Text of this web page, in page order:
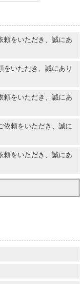
頼をいただき、誠にあ
をいただき、誠にあり
頼をいただき、誠にあ
依頼をいただき、誠に
頼をいただき、誠にあ